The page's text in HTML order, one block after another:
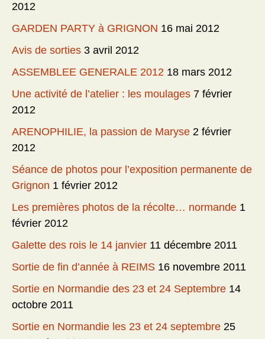
2012
GARDEN PARTY à GRIGNON 16 mai 2012
Avis de sorties 3 avril 2012
ASSEMBLEE GENERALE 2012 18 mars 2012
Une activité de l’atelier : les moulages 7 février
2012
ARENOPHILIE, la passion de Maryse 2 février
2012
Séance de photos pour l’exposition permanente de
Grignon 1 février 2012
Les premières photos de la récolte… normande 1
février 2012
Galette des rois le 14 janvier 11 décembre 2011
Sortie de fin d’année à REIMS 16 novembre 2011
Sortie en Normandie des 23 et 24 Septembre 14
octobre 2011
Sortie en Normandie les 23 et 24 septembre 25